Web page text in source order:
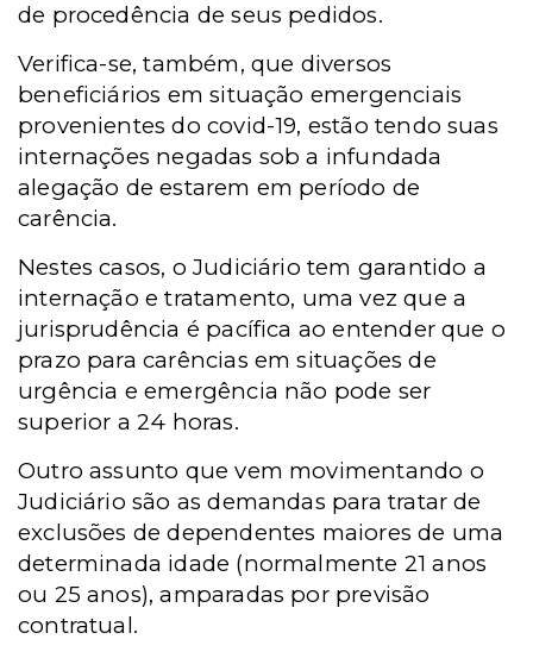
de procedência de seus pedidos.
Verifica-se, também, que diversos
beneficiários em situação emergenciais
provenientes do covid-19, estão tendo suas
internações negadas sob a infundada
alegação de estarem em período de
carência.
Nestes casos, o Judiciário tem garantido a
internação e tratamento, uma vez que a
jurisprudência é pacífica ao entender que o
prazo para carências em situações de
urgência e emergência não pode ser
superior a 24 horas.
Outro assunto que vem movimentando o
Judiciário são as demandas para tratar de
exclusões de dependentes maiores de uma
determinada idade (normalmente 21 anos
ou 25 anos), amparadas por previsão
contratual.